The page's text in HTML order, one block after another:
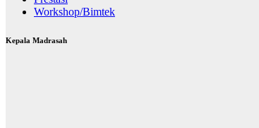
Workshop/Bimtek
Kepala Madrasah